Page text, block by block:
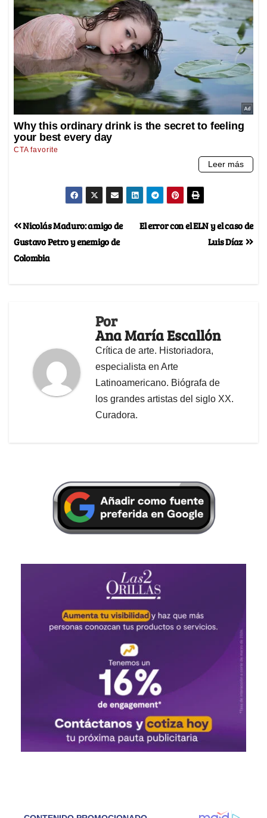
El error con el ELN y el caso de
Luis Díaz
Nicolás Maduro: amigo de
Gustavo Petro y enemigo de
Colombia
Por
Ana María Escallón
Crítica de arte. Historiadora,
especialista en Arte
Latinoamericano. Biógrafa de
los grandes artistas del siglo XX.
Curadora.